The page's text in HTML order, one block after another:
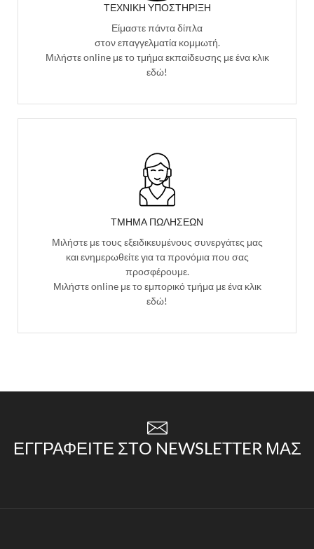
ΤΕΧΝΙΚΉ ΥΠΟΣΤΉΡΙΞΗ
Είμαστε πάντα δίπλα
στον επαγγελματία κομμωτή.
Μιλήστε online με το τμήμα εκπαίδευσης με ένα κλικ
εδώ!
ΤΜΗΜΑ ΠΩΛΗΣΕΩΝ
Μιλήστε με τους εξειδικευμένους συνεργάτες μας
και ενημερωθείτε για τα προνόμια που σας
προσφέρουμε.
Μιλήστε online με το εμπορικό τμήμα με ένα κλικ
εδώ!
ΕΓΓΡΑΦΕΊΤΕ ΣΤΟ NEWSLETTER ΜΑΣ